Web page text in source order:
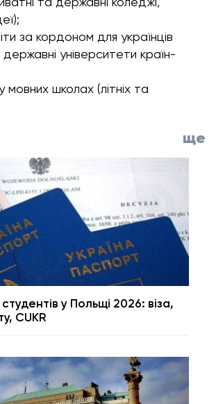
за кордоном для українців
університети країн-
мовних школах (літніх та
ще
студентів у Польщі 2026: віза,
CUKR